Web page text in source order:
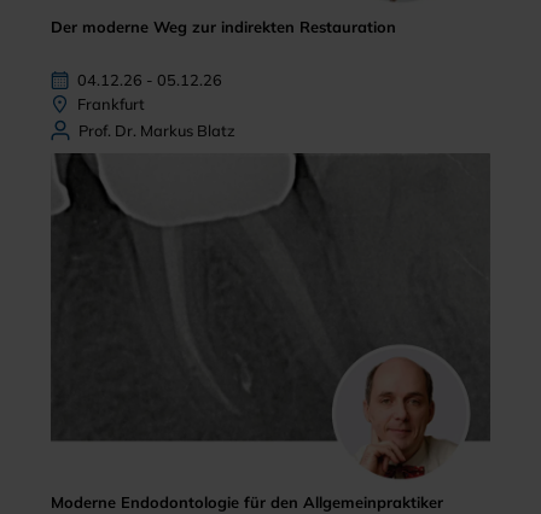
Der moderne Weg zur indirekten Restauration
04.12.26 - 05.12.26
Frankfurt
Prof. Dr. Markus Blatz
Moderne Endodontologie für den Allgemeinpraktiker